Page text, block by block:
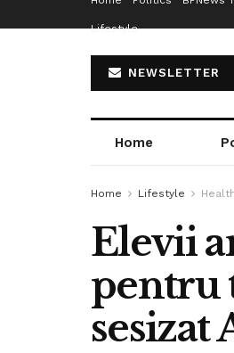
Lifestyle
NEWSLETTER
Home
Home Lifestyle Health
Elevii
pentru
sesizat